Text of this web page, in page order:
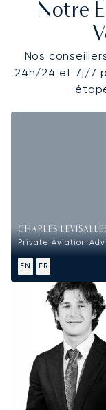
Notre
Nos
24h/24 et 7j/7
CHARLES
Private Aviation
EN FR